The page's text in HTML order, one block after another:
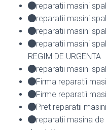
reparatii masini
reparatii masini
reparatii masini
reparatii masini
REGIM DE URGENTA
reparatii masini
Firma reparatii
Firme reparatii
Pret reparatii
reparatii masina